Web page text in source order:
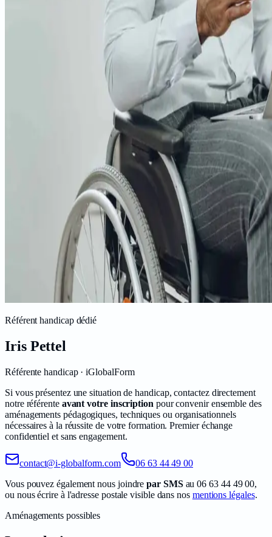
Référent handicap dédié
Iris Pettel
Référente handicap· iGlobalForm
Si vous présentez une situation de handicap, contactez directement
notre référente avant votre inscription pour convenir ensemble des
aménagements pédagogiques, techniques ou organisationnels
nécessaires à la réussite de votre formation. Premier échange
confidentiel et sans engagement.
contact@i-globalform.com
06 63 44 49 00
Vous pouvez également nous joindrepar SMSau 06 63 44 49 00,
ou nous écrire à l'adresse postale visible dans nos mentions légales.
Aménagements possibles